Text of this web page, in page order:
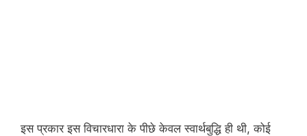
इस प्रकार इस विचारधारा के पीछे केवल स्वार्थबुद्धि ही थी, कोई